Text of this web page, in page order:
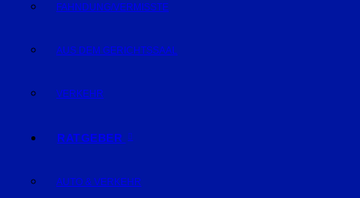
FAHNDUNG/VERMISSTE
AUS DEM GERICHTSSAAL
VERKEHR
RATGEBER
AUTO & VERKEHR